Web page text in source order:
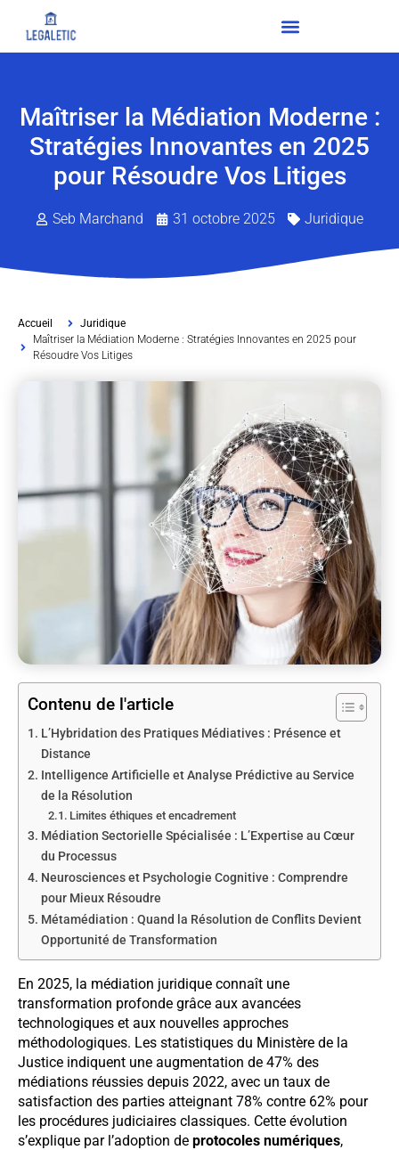
Maîtriser la Médiation Moderne :
Stratégies Innovantes en 2025
pour Résoudre Vos Litiges
Seb Marchand 31 octobre 2025 Juridique
Accueil
Juridique
Maîtriser la Médiation Moderne : Stratégies Innovantes en 2025 pour
Résoudre Vos Litiges
Contenu de l'article
L’Hybridation des Pratiques Médiatives : Présence et
Distance
Intelligence Artificielle et Analyse Prédictive au Service
de la Résolution
Limites éthiques et encadrement
Médiation Sectorielle Spécialisée : L’Expertise au Cœur
du Processus
Neurosciences et Psychologie Cognitive : Comprendre
pour Mieux Résoudre
Métamédiation : Quand la Résolution de Conflits Devient
Opportunité de Transformation
En 2025, la médiation juridique connaît une
transformation profonde grâce aux avancées
technologiques et aux nouvelles approches
méthodologiques. Les statistiques du Ministère de la
Justice indiquent une augmentation de 47% des
médiations réussies depuis 2022, avec un taux de
satisfaction des parties atteignant 78% contre 62% pour
les procédures judiciaires classiques. Cette évolution
s’explique par l’adoption de protocoles numériques,